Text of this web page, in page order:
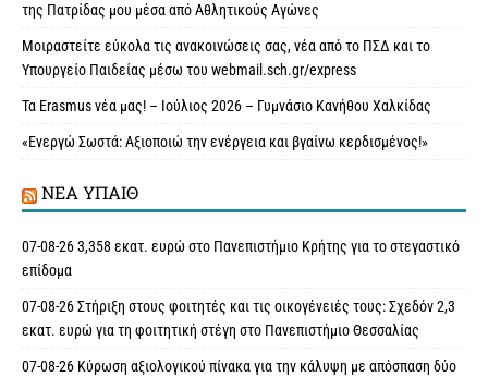
της Πατρίδας μου μέσα από Αθλητικούς Αγώνες
Μοιραστείτε εύκολα τις ανακοινώσεις σας, νέα από το ΠΣΔ και το
Υπουργείο Παιδείας μέσω του webmail.sch.gr/express
Τα Erasmus νέα μας! – Ιούλιος 2026 – Γυμνάσιο Κανήθου Χαλκίδας
«Ενεργώ Σωστά: Αξιοποιώ την ενέργεια και βγαίνω κερδισμένος!»
ΝΈΑ ΥΠAΙΘ
07-08-26 3,358 εκατ. ευρώ στο Πανεπιστήμιο Κρήτης για το στεγαστικό
επίδομα
07-08-26 Στήριξη στους φοιτητές και τις οικογένειές τους: Σχεδόν 2,3
εκατ. ευρώ για τη φοιτητική στέγη στο Πανεπιστήμιο Θεσσαλίας
07-08-26 Κύρωση αξιολογικού πίνακα για την κάλυψη με απόσπαση δύο